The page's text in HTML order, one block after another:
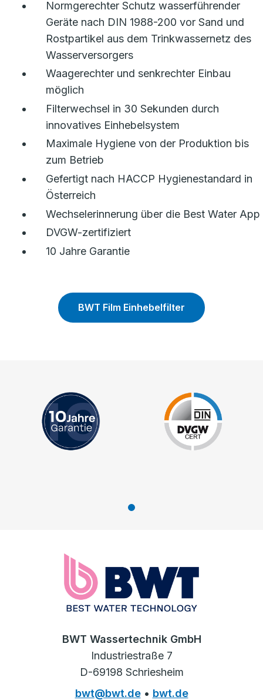
Normgerechter Schutz wasserführender
Geräte nach DIN 1988-200 vor Sand und
Rostpartikel aus dem Trinkwassernetz des
Wasserversorgers
Waagerechter und senkrechter Einbau
möglich
Filterwechsel in 30 Sekunden durch
innovatives Einhebelsystem
Maximale Hygiene von der Produktion bis
zum Betrieb
Gefertigt nach HACCP Hygienestandard in
Österreich
Wechselerinnerung über die Best Water App
DVGW-zertifiziert
10 Jahre Garantie
BWT Film Einhebelfilter
BWT Wassertechnik GmbH
Industriestraße 7
D-69198 Schriesheim
bwt@bwt.de• bwt.de